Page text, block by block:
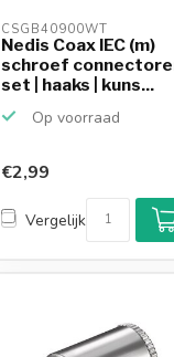
CSGB40900WT
Nedis Coax IEC (m)
schroef
set | haaks | kuns...
Op voorraad
€2,99
Vergelijk